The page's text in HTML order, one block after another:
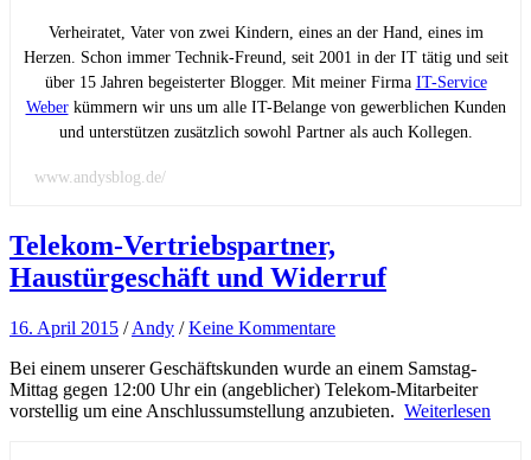
Verheiratet, Vater von zwei Kindern, eines an der Hand, eines im
Herzen. Schon immer Technik-Freund, seit 2001 in der IT tätig und seit
über 15 Jahren begeisterter Blogger. Mit meiner Firma IT-Service
Weberkümmern wir uns um alle IT-Belange von gewerblichen Kunden
und unterstützen zusätzlich sowohl Partner als auch Kollegen.
www.andysblog.de/
Telekom-Vertriebspartner,
Haustürgeschäft und Widerruf
16. April 2015 /Andy /Keine Kommentare
Bei einem unserer Geschäftskunden wurde an einem Samstag-
Mittag gegen 12:00 Uhr ein (angeblicher) Telekom-Mitarbeiter
vorstellig um eine Anschlussumstellung anzubieten. Weiterlesen